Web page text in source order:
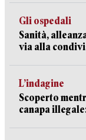
Gli ospedali
Sanità,
via alla
L’indagine
Scoperto
canapa